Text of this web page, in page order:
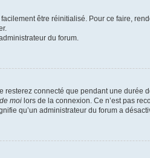
être réinitialisé. Pour ce faire,
du forum.
resterez connecté que pendant une durée
moi lors de la connexion. Ce n’est pas
qu’un administrateur du forum a